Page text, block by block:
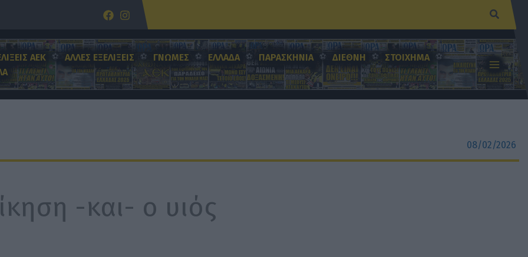
ΑΕΚ ΑΛΛΕΣ ΕΞΕΛΙΞΕΙΣ ΓΝΩΜΕΣ ΕΛΛΑΔΑ ΠΑΡΑΣΚΗΝΙΑ ΔΙΕΘΝΗ
ΣΤΟΙΧΗΜΑ
08/02/2026
-και- ο υιός